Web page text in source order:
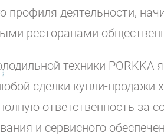
профиля деятельности,
ресторанами
техники PORKKA
сделки купли-продажи
ответственность за
и сервисного